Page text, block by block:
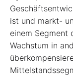
ist und markt-
einem Segment
Wachstum in